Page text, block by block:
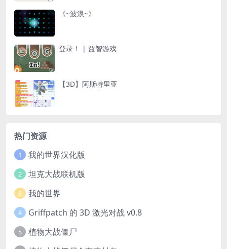
《~波浪~》
登录！ | 益智游戏
【3D】阿斯特里亚
热门资源
1 我的世界汉化版
2 坦克大战联机版
3 我的世界
4 Griffpatch 的 3D 激光对战 v0.8
5 植物大战僵尸